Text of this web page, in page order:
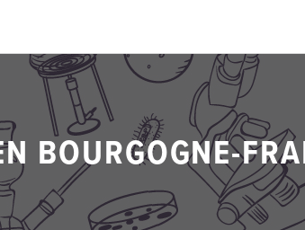
BOURGOGNE-